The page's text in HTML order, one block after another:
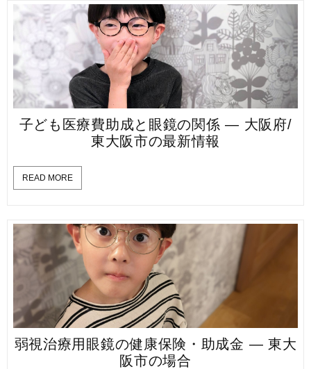
子ども医療費助成と眼鏡の関係 — 大阪府/
東大阪市の最新情報
READ MORE
弱視治療用眼鏡の健康保険・助成金 — 東大
阪市の場合